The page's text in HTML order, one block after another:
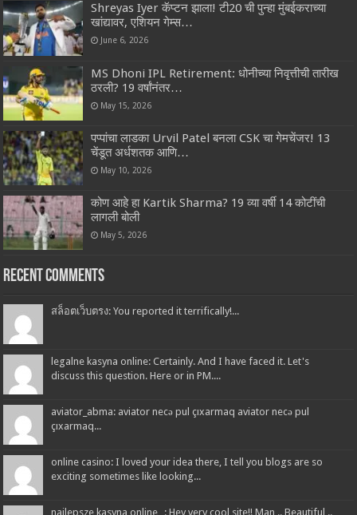
Shreyas Iyer कॅप्टन झाला! टी20 ची पुन्हा मुंबईकराच्या
खांद्यावर, एशियन गेम्स…
June 6, 2026
MS Dhoni IPL Retirement: धोनीच्या निवृत्तीची तारीख
ठरली? 19 वर्षांनंतर…
May 15, 2026
पप्पांचा लाडका Urvil Patel बनला CSK चा गेमचेंजर! 13
चेंडूत अर्धशतक आणि…
May 10, 2026
कोण आहे हा Kartik Sharma? 19 व्या वर्षी 14 कोटींची
लागली बोली
May 5, 2026
Recent Comments
สล็อตเว็บตรง: You reported it terrifically!...
legalne kasyna online: Certainly. And I have faced it. Let's
discuss this question. Here or in PM....
aviator_abma: aviator necə pul çıxarmaq aviator necə pul
çıxarmaq...
online casino: I loved your idea there, I tell you blogs are so
exciting sometimes like looking...
najlepsze kasyna online : Hey very cool site!! Man .. Beautiful ..